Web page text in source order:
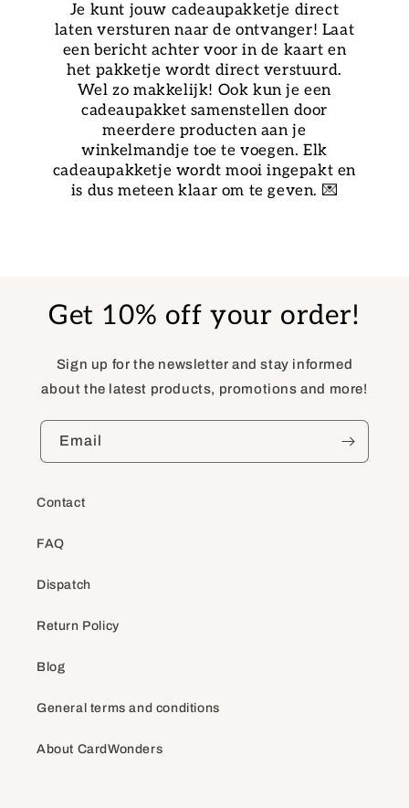
Je kunt jouw cadeaupakketje direct
laten versturen naar de ontvanger! Laat
een bericht achter voor in de kaart en
het pakketje wordt direct verstuurd.
Wel zo makkelijk! Ook kun je een
cadeaupakket samenstellen door
meerdere producten aan je
winkelmandje toe te voegen. Elk
cadeaupakketje wordt mooi ingepakt en
is dus meteen klaar om te geven. 💌
Get 10% off your order!
Sign up for the newsletter and stay informed
about the latest products, promotions and more!
Email
Contact
FAQ
Dispatch
Return Policy
Blog
General terms and conditions
About CardWonders